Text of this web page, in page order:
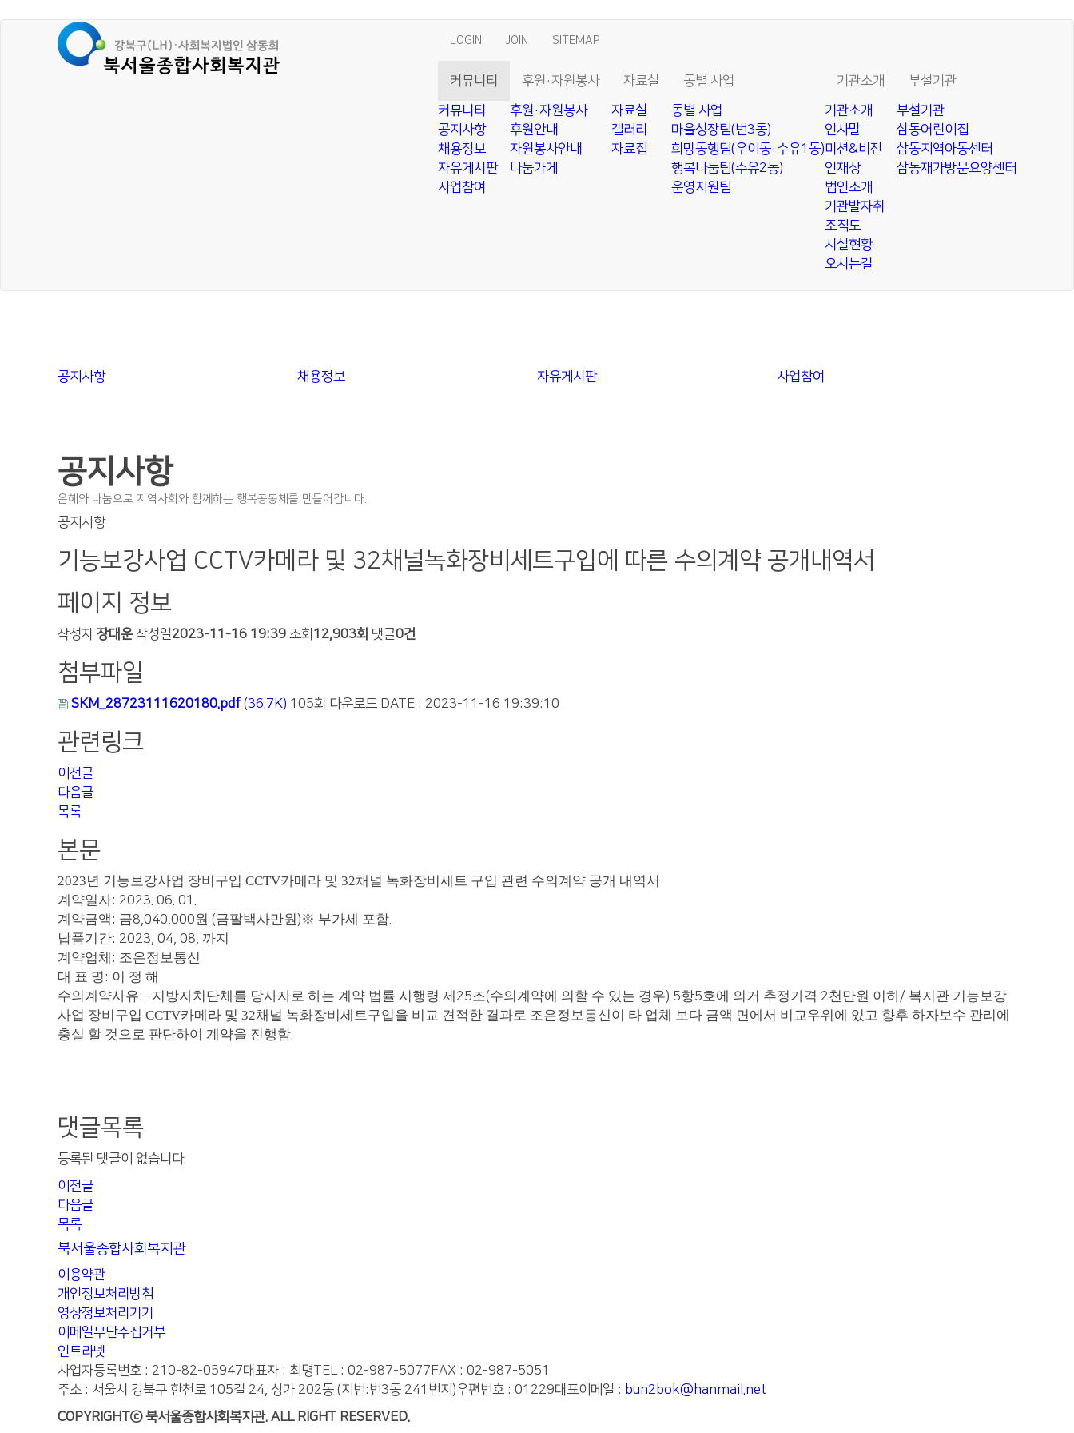
LOGIN JOIN SITEMAP
커뮤니티
커뮤니티
공지사항
채용정보
자유게시판
사업참여
후원·자원봉사
후원·자원봉사
후원안내
자원봉사안내
나눔가게
자료실
자료실
갤러리
자료집
동별 사업
동별 사업
마을성장팀(번3동)
희망동행팀(우이동·수유1동)
행복나눔팀(수유2동)
운영지원팀
기관소개
기관소개
인사말
미션&비전
인재상
법인소개
기관발자취
조직도
시설현황
오시는길
부설기관
부설기관
삼동어린이집
삼동지역아동센터
삼동재가방문요양센터
공지사항 채용정보 자유게시판 사업참여
공지사항
은혜와 나눔으로 지역사회와 함께하는 행복공동체를 만들어갑니다.
공지사항
기능보강사업 CCTV카메라 및 32채널녹화장비세트구입에 따른 수의계약 공개내역서
페이지 정보
작성자 장대운 작성일2023-11-16 19:39 조회 12,903회 댓글0건
첨부파일
SKM_28723111620180.pdf (36.7K) 105회 다운로드 DATE : 2023-11-16 19:39:10
관련링크
이전글
다음글
목록
본문
2023년 기능보강사업 장비구입 CCTV카메라 및 32채널 녹화장비세트 구입 관련 수의계약 공개 내역서
계약일자: 2023. 06. 01.
계약금액: 금8,040,000원 (금팔백사만원 )※ 부가세 포함.
납품기간: 2023, 04, 08, 까지
계약업체 : 조은정보통신
대 표 명: 이 정 해
수의계약사유: -지방자치단체를 당사자로 하는 계약 법률 시행령 제 25조(수의계약에 의할 수 있는 경우) 5항5호에 의거 추정가격 2천만원 이하/ 복지관 기능보강
사업 장비구입 CCTV카메라 및 32채널 녹화장비세트구입을 비교 견적한 결과로 조은정보통신이 타 업체 보다 금액 면에서 비교우위에 있고 향후 하자보수 관리에
충실 할 것으로 판단하여 계약을 진행함.
댓글목록
등록된 댓글이 없습니다.
이전글
다음글
목록
북서울종합사회복지관
이용약관
개인정보처리방침
영상정보처리기기
이메일무단수집거부
인트라넷
사업자등록번호 : 210-82-05947대표자 : 최명TEL : 02-987-5077 FAX : 02-987-5051
주소 : 서울시 강북구 한천로 105길 24, 상가 202동 (지번:번3동 241번지)우편번호 : 01229대표이메일 : bun2bok@hanmail.net
COPYRIGHTⓒ 북서울종합사회복지관. ALL RIGHT RESERVED.